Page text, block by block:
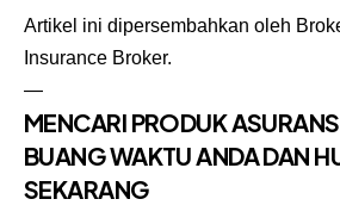
Artikel ini dipersembahkan oleh
Insurance Broker.
—
MENCARI PRODUK
BUANG WAKTU ANDA DAN
SEKARANG